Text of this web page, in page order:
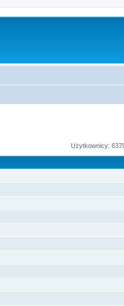
Użytkownicy: